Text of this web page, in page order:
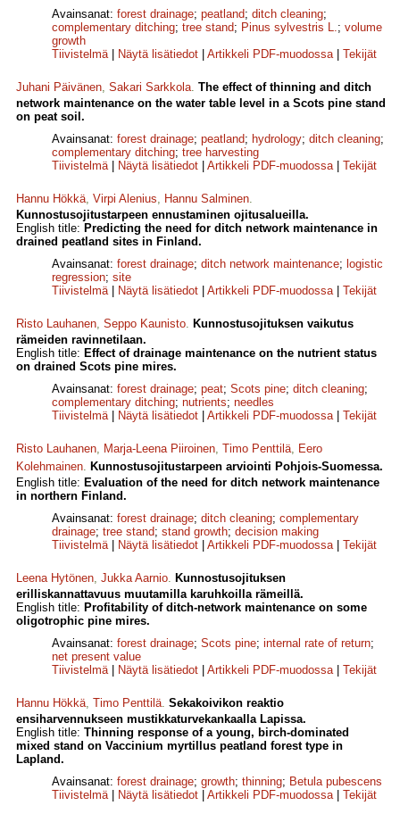
Avainsanat: forest drainage; peatland; ditch cleaning;
complementary ditching; tree stand; Pinus sylvestris L.; volume
growth
Tiivistelmä| Näytä lisätiedot Artikkeli PDF-muodossa| Tekijät
Juhani Päivänen, Sakari Sarkkola. The effect of thinning and ditch
network maintenance on the water table level in a Scots pine stand
on peat soil.
Avainsanat: forest drainage; peatland; hydrology; ditch cleaning;
complementary ditching; tree harvesting
Tiivistelmä| Näytä lisätiedot Artikkeli PDF-muodossa| Tekijät
Hannu Hökkä, Virpi Alenius, Hannu Salminen.
Kunnostusojitustarpeen ennustaminen ojitusalueilla.
English title: Predicting the need for ditch network maintenance in
drained peatland sites in Finland.
Avainsanat: forest drainage; ditch network maintenance; logistic
regression; site
Tiivistelmä| Näytä lisätiedot Artikkeli PDF-muodossa| Tekijät
Risto Lauhanen, Seppo Kaunisto. Kunnostusojituksen vaikutus
rämeiden ravinnetilaan.
English title: Effect of drainage maintenance on the nutrient status
on drained Scots pine mires.
Avainsanat: forest drainage; peat; Scots pine; ditch cleaning;
complementary ditching; nutrients; needles
Tiivistelmä| Näytä lisätiedot Artikkeli PDF-muodossa| Tekijät
Risto Lauhanen, Marja-Leena Piiroinen, Timo Penttilä, Eero
Kolehmainen. Kunnostusojitustarpeen arviointi Pohjois-Suomessa.
English title: Evaluation of the need for ditch network maintenance
in northern Finland.
Avainsanat: forest drainage; ditch cleaning; complementary
drainage; tree stand; stand growth; decision making
Tiivistelmä| Näytä lisätiedot Artikkeli PDF-muodossa| Tekijät
Leena Hytönen, Jukka Aarnio. Kunnostusojituksen
erilliskannattavuus muutamilla karuhkoilla rämeillä.
English title: Profitability of ditch-network maintenance on some
oligotrophic pine mires.
Avainsanat: forest drainage; Scots pine; internal rate of return;
net present value
Tiivistelmä| Näytä lisätiedot Artikkeli PDF-muodossa| Tekijät
Hannu Hökkä, Timo Penttilä. Sekakoivikon reaktio
ensiharvennukseen mustikkaturvekankaalla Lapissa.
English title: Thinning response of a young, birch-dominated
mixed stand on Vaccinium myrtillus peatland forest type in
Lapland.
Avainsanat: forest drainage; growth; thinning; Betula pubescens
Tiivistelmä| Näytä lisätiedot Artikkeli PDF-muodossa| Tekijät